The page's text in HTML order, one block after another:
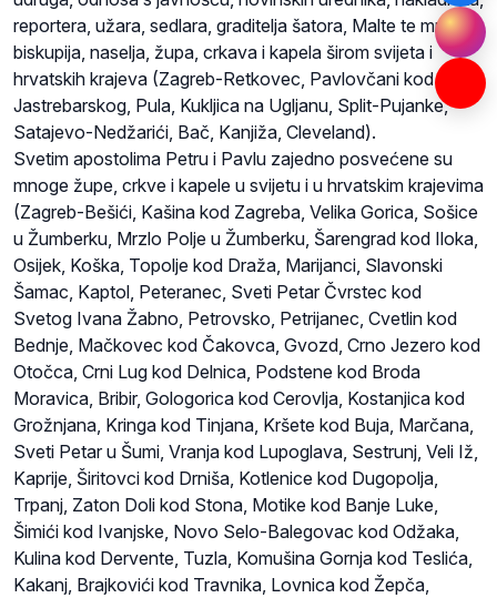
reportera, užara, sedlara, graditelja šatora, Malte te mnogih
biskupija, naselja, župa, crkava i kapela širom svijeta i
hrvatskih krajeva (Zagreb-Retkovec, Pavlovčani kod
Jastrebarskog, Pula, Kukljica na Ugljanu, Split-Pujanke,
Satajevo-Nedžarići, Bač, Kanjiža, Cleveland).
Svetim apostolima Petru i Pavlu zajedno posvećene su
mnoge župe, crkve i kapele u svijetu i u hrvatskim krajevima
(Zagreb-Bešići, Kašina kod Zagreba, Velika Gorica, Sošice
u Žumberku, Mrzlo Polje u Žumberku, Šarengrad kod Iloka,
Osijek, Koška, Topolje kod Draža, Marijanci, Slavonski
Šamac, Kaptol, Peteranec, Sveti Petar Čvrstec kod
Svetog Ivana Žabno, Petrovsko, Petrijanec, Cvetlin kod
Bednje, Mačkovec kod Čakovca, Gvozd, Crno Jezero kod
Otočca, Crni Lug kod Delnica, Podstene kod Broda
Moravica, Bribir, Gologorica kod Cerovlja, Kostanjica kod
Grožnjana, Kringa kod Tinjana, Kršete kod Buja, Marčana,
Sveti Petar u Šumi, Vranja kod Lupoglava, Sestrunj, Veli Iž,
Kaprije, Širitovci kod Drniša, Kotlenice kod Dugopolja,
Trpanj, Zaton Doli kod Stona, Motike kod Banje Luke,
Šimići kod Ivanjske, Novo Selo-Balegovac kod Odžaka,
Kulina kod Dervente, Tuzla, Komušina Gornja kod Teslića,
Kakanj, Brajkovići kod Travnika, Lovnica kod Žepča,